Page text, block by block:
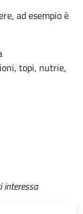
ad esempio è
topi, nutrie,
interessa